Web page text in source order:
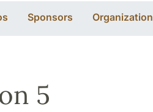
Sponsors Organization
5